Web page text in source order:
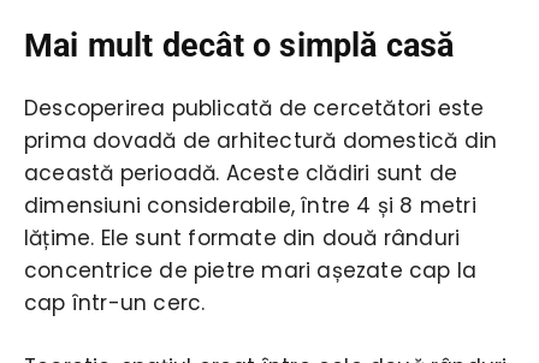
Mai mult decât o simplă casă
Descoperirea publicată de cercetători este
prima dovadă de arhitectură domestică din
această perioadă. Aceste clădiri sunt de
dimensiuni considerabile, între 4 și 8 metri
lățime. Ele sunt formate din două rânduri
concentrice de pietre mari așezate cap la
cap într-un cerc.